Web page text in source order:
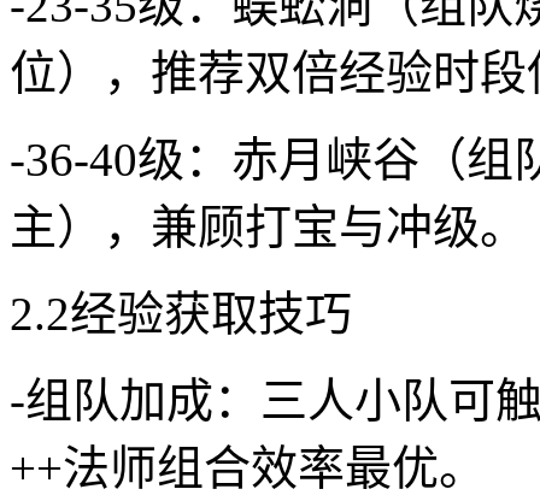
位），推荐双倍经验时
-36-40级：赤月峡谷（
主），兼顾打宝与冲级。
2.2经验获取技巧
-组队加成：三人小队可
++法师组合效率最优。